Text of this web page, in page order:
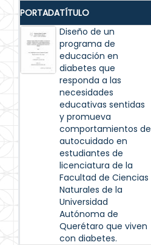
PORTADATÍTULO
Diseño de un
programa de
educación en
diabetes que
responda a las
necesidades
educativas sentidas
y promueva
comportamientos de
autocuidado en
estudiantes de
licenciatura de la
Facultad de Ciencias
Naturales de la
Universidad
Autónoma de
Querétaro que viven
con diabetes.